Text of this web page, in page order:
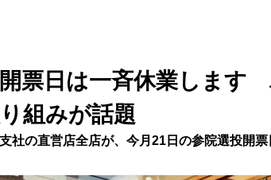
票日は一斉休業します
組みが話題
社の直営店全店が、今月21日の参院選投開票